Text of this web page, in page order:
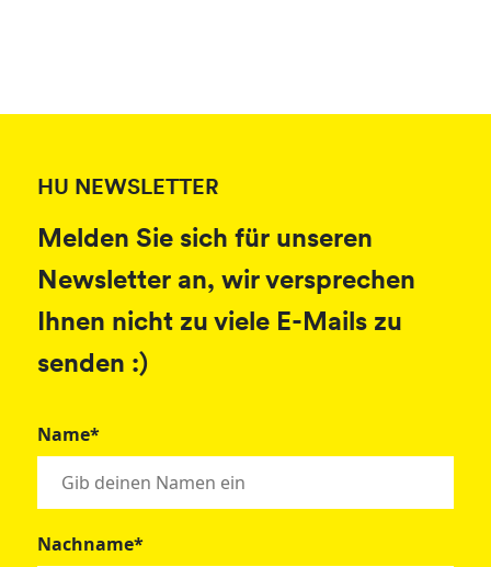
HU NEWSLETTER
Melden Sie sich für unseren
Newsletter an, wir versprechen
Ihnen nicht zu viele E-Mails zu
senden :)
Name*
Nachname*